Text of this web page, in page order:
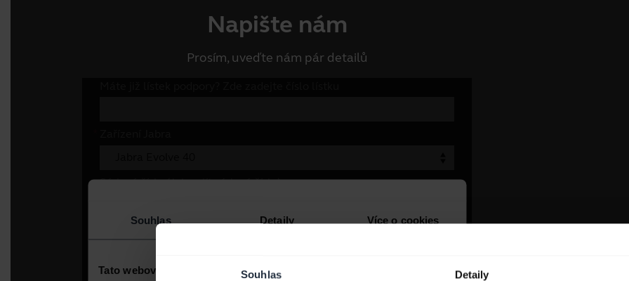
Souhlas Detaily
Napište nám
Prosím, uveďte nám pár detailů